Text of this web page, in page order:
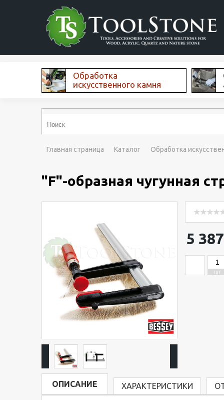
Обработка
искусственного камня
Главная страница Каталог Обработка
"F"-образная чугунная
5
ШТ
ОПИСАНИЕ ХАРАКТЕРИСТИКИ